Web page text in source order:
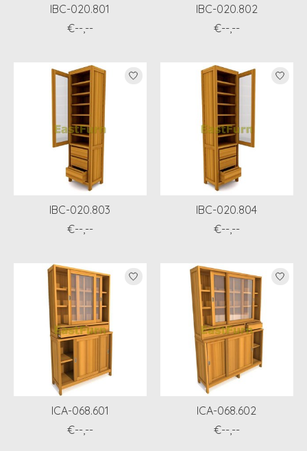
IBC-020.801
€--,--
IBC-020.802
€--,--
IBC-020.803
€--,--
IBC-020.804
€--,--
ICA-068.601
€--,--
ICA-068.602
€--,--